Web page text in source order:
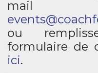
ou
formulaire de
ici.